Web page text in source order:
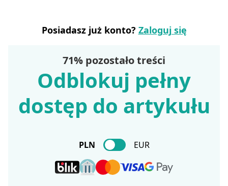
Posiadasz już konto? Zaloguj się
71% pozostało treści
Odblokuj pełny
dostęp do artykułu
PLN EUR